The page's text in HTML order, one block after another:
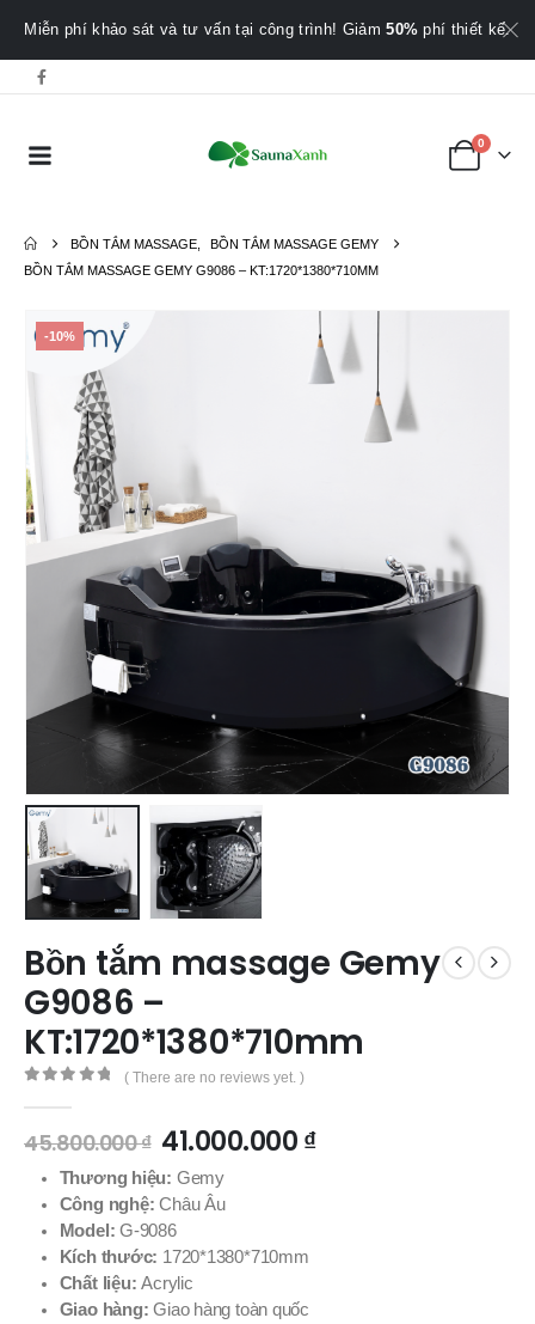
Miễn phí khảo sát và tư vấn tại công trình! Giảm50% phí thiết kế.
0
BỒN TẮM MASSAGE
BỒN TẮM MASSAGE GEMY
BỒN TẮM MASSAGE GEMY G9086 – KT:1720*1380*710MM
-10%
Bồn tắm massage Gemy
G9086 –
KT:1720*1380*710mm
( There are no reviews yet. )
45.800.000₫ 41.000.000₫
Thương hiệu: Gemy
Công nghệ:Châu Âu
Model:G-9086
Kích thước: 1720*1380*710mm
Chất liệu: Acrylic
Giao hàng:Giao hàng toàn quốc